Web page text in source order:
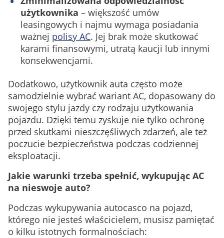
użytkownika – większość umów
leasingowych i najmu wymaga posiadania
ważnej polisy AC. Jej brak może skutkować
karami finansowymi, utratą kaucji lub innymi
konsekwencjami.
Dodatkowo, użytkownik auta często może
samodzielnie wybrać wariant AC, dopasowany do
swojego stylu jazdy czy rodzaju użytkowania
pojazdu. Dzięki temu zyskuje nie tylko ochronę
przed skutkami nieszczęśliwych zdarzeń, ale też
poczucie bezpieczeństwa podczas codziennej
eksploatacji.
Jakie warunki trzeba spełnić, wykupując AC
na nieswoje auto?
Podczas wykupywania autocasco na pojazd,
którego nie jesteś właścicielem, musisz pamiętać
o kilku istotnych formalnościach: